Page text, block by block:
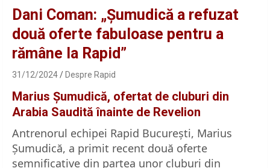
Dani Coman: „Șumudică a refuzat
două oferte fabuloase pentru a
rămâne la Rapid”
31/12/2024 Despre Rapid
Marius Șumudică, ofertat de cluburi din
Arabia Saudită înainte de Revelion
Antrenorul echipei Rapid București, Marius
Șumudică, a primit recent două oferte
semnificative din partea unor cluburi din